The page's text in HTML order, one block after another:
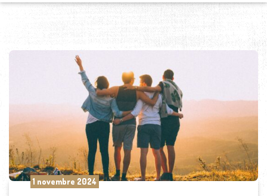
1 novembre 2024